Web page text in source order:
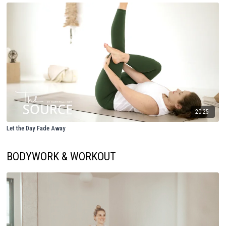
20:25
Let the Day Fade Away
BODYWORK & WORKOUT